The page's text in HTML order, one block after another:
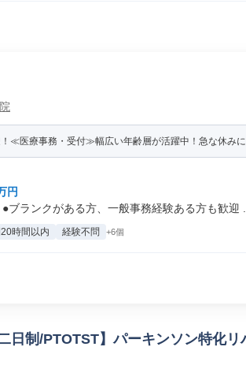
！≪医療事務・受付≫幅広い年齢層が活躍中！急な休み
円
ブランクがある方、一般事務経験ある方も歓迎 ...
時間以内 経験不問 +6個
日制/PTOTST】パーキンソン特化